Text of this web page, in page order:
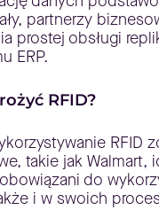
partnerzy
prostej obsługi
ERP.
RFID?
RFID
takie jak Walmart,
do
i w swoich